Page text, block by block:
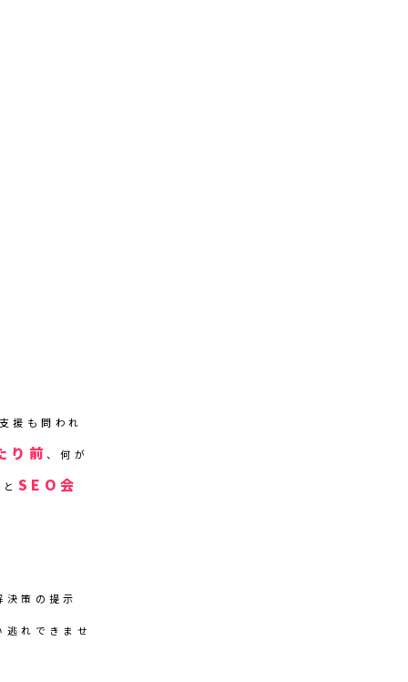
援も問われ
り前、何が
SEO会
策の提示
れできませ